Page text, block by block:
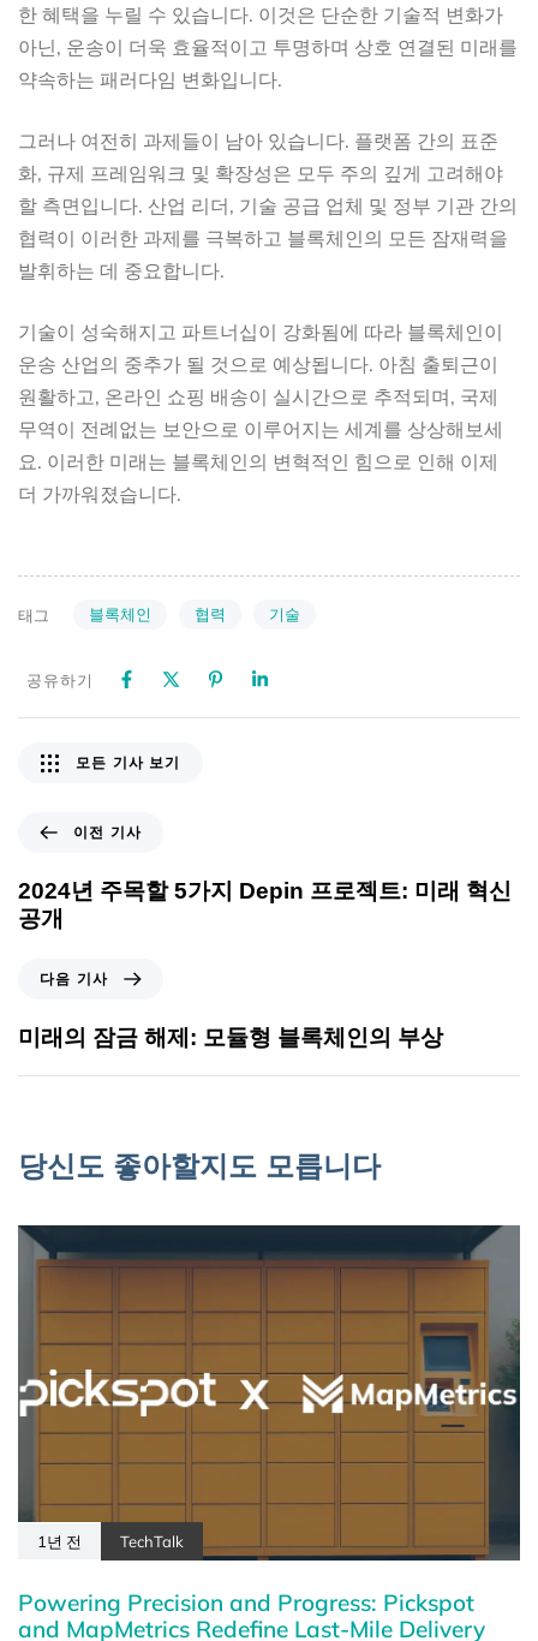
한 혜택을 누릴 수 있습니다. 이것은 단순한 기술적 변화가
아닌, 운송이 더욱 효율적이고 투명하며 상호 연결된 미래를
약속하는 패러다임 변화입니다.
그러나 여전히 과제들이 남아 있습니다. 플랫폼 간의 표준
화, 규제 프레임워크 및 확장성은 모두 주의 깊게 고려해야
할 측면입니다. 산업 리더, 기술 공급 업체 및 정부 기관 간의
협력이 이러한 과제를 극복하고 블록체인의 모든 잠재력을
발휘하는 데 중요합니다.
기술이 성숙해지고 파트너십이 강화됨에 따라 블록체인이
운송 산업의 중추가 될 것으로 예상됩니다. 아침 출퇴근이
원활하고, 온라인 쇼핑 배송이 실시간으로 추적되며, 국제
무역이 전례없는 보안으로 이루어지는 세계를 상상해보세
요. 이러한 미래는 블록체인의 변혁적인 힘으로 인해 이제
더 가까워졌습니다.
태그 블록체인 협력 기술
공유하기
이전 기사
2024년 주목할 5가지 Depin 프로젝트: 미래 혁신
공개
모든 기사 보기
다음 기사
미래의 잠금 해제: 모듈형 블록체인의 부상
당신도 좋아할지도 모릅니다
1년 전 TechTalk
Powering Precision and Progress: Pickspot
and MapMetrics Redefine Last-Mile Delivery